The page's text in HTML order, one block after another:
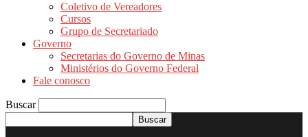
Coletivo de Vereadores
Cursos
Grupo de Secretariado
Governo
Secretarias do Governo de Minas
Ministérios do Governo Federal
Fale conosco
Buscar